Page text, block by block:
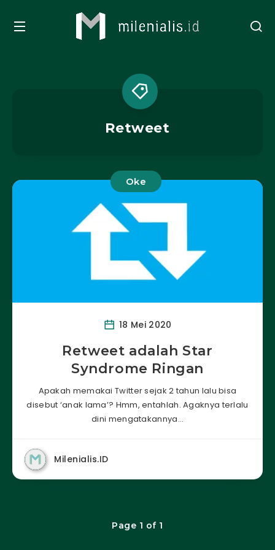
Retweet
Oke
18 Mei 2020
Retweet adalah Star
Syndrome Ringan
Apakah memakai Twitter sejak 2 tahun lalu bisa
disebut ‘anak lama’? Hmm, entahlah. Agaknya terlalu
dini mengatakannya…
Milenialis.ID
Page 1 of 1